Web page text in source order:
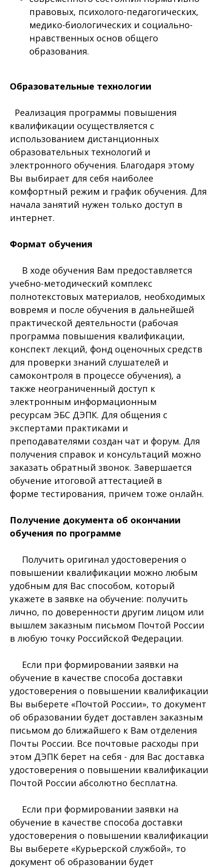
правовых, психолого-педагогических,
медико-биологических и социально-
нравственных основ общего
образования.
Образовательные технологии
Реализация программы повышения
квалификации осуществляется с
использованием дистанционных
образовательных технологий и
электронного обучения. Благодаря этому
Вы выбирает для себя наиболее
комфортный режим и график обучения. Для
начала занятий нужен только доступ в
интернет.
Формат обучения
В ходе обучения Вам предоставляется
учебно-методический комплекс
полнотекстовых материалов, необходимых
вовремя и после обучения в дальнейшей
практической деятельности (рабочая
программа повышения квалификации,
конспект лекций, фонд оценочных средств
для проверки знаний слушателей и
самоконтроля в процессе обучения), а
также неограниченный доступ к
электронным информационным
ресурсам ЭБС ДЭПК. Для общения с
экспертами практиками и
преподавателями создан чат и форум. Для
получения справок и консультаций можно
заказать обратный звонок. Завершается
обучение итоговой аттестацией в
форме тестирования, причем тоже онлайн.
Получение документа об окончании
обучения по программе
Получить оригинал удостоверения о
повышении квалификации можно любым
удобным для Вас способом, который
укажете в заявке на обучение: получить
лично, по доверенности другим лицом или
вышлем заказным письмом Почтой России
в любую точку Российской Федерации.
Если при формировании заявки на
обучение в качестве способа доставки
удостоверения о повышении квалификации
Вы выберете «Почтой России», то документ
об образовании будет доставлен заказным
письмом до ближайшего к Вам отделения
Почты России. Все почтовые расходы при
этом ДЭПК берет на себя - для Вас доставка
удостоверения о повышении квалификации
Почтой России абсолютно бесплатна.
Если при формировании заявки на
обучение в качестве способа доставки
удостоверения о повышении квалификации
Вы выберете «Курьерской службой», то
документ об образовании будет